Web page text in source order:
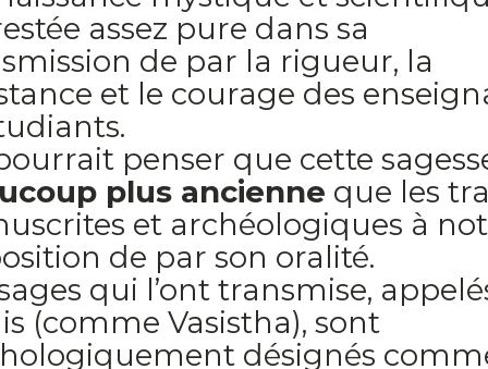
assez pure dans sa
de par la rigueur, la
et le courage des
penser que cette
plus ancienne que les
et archéologiques à
de par son oralité.
qui l’ont transmise,
(comme Vasistha), sont
désignés